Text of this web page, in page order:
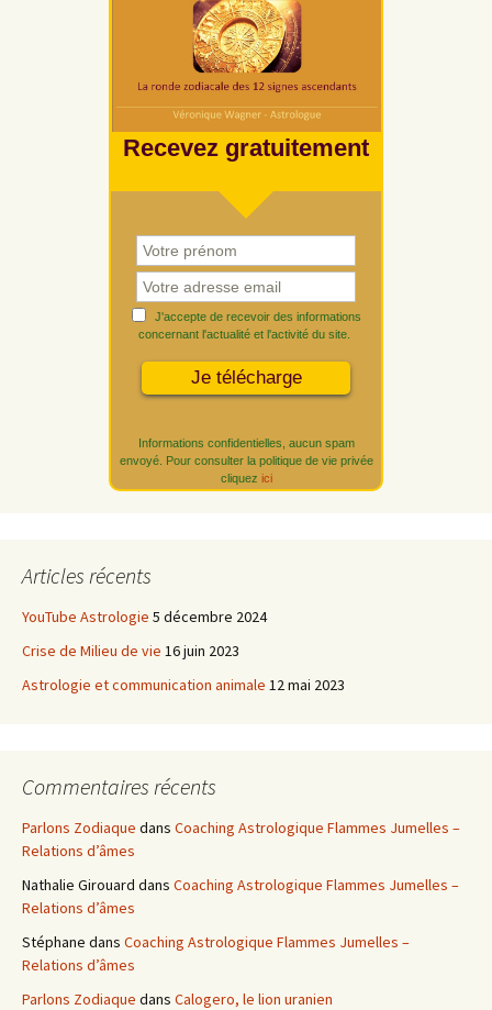
Recevez gratuitement
J'accepte de recevoir des informations
concernant l'actualité et l'activité du site.
Informations confidentielles, aucun spam
envoyé. Pour consulter la politique de vie privée
cliquez ici
Articles récents
YouTube Astrologie 5 décembre 2024
Crise de Milieu de vie 16 juin 2023
Astrologie et communication animale 12 mai 2023
Commentaires récents
Parlons Zodiaque dans Coaching Astrologique Flammes Jumelles –
Relations d’âmes
Nathalie Girouard dans Coaching Astrologique Flammes Jumelles –
Relations d’âmes
Stéphane dans Coaching Astrologique Flammes Jumelles –
Relations d’âmes
Parlons Zodiaque dans Calogero, le lion uranien